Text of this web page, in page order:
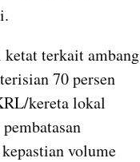
ketat terkait ambang
70 persen
kereta lokal
volume